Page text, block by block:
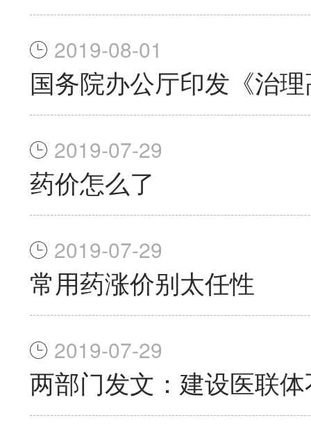
2019-08-01
国务院办公厅印发《治
2019-07-29
药价怎么了
2019-07-29
常用药涨价别太任性
2019-07-29
两部门发文：建设医联